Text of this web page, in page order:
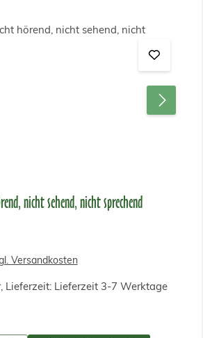
nicht sehend, nicht sprechend
Versandkosten
Lieferzeit: Lieferzeit 3-7 Werktage